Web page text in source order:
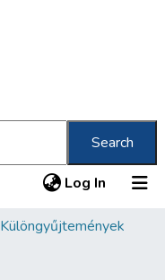
Search
Log In (current)
Különgyűjtemények